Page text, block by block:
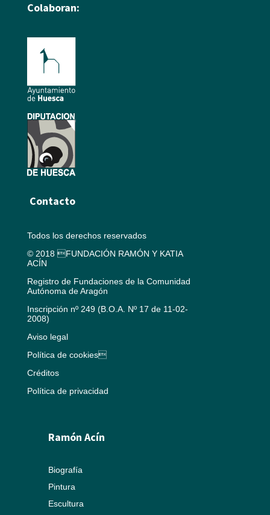
Colaboran:
Contacto
Todos los derechos reservados
© 2018 FUNDACIÓN RAMÓN Y KATIA
ACÍN
Registro de Fundaciones de la Comunidad
Autónoma de Aragón
Inscripción nº 249 (B.O.A. Nº 17 de 11-02-
2008)
Aviso legal
Política de cookies
Créditos
Política de privacidad
Ramón Acín
Biografía
Pintura
Escultura